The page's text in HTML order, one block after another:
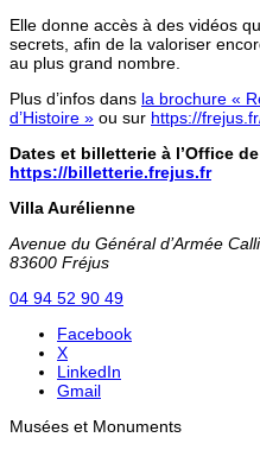
Elle donne accès à des vidéos
secrets, afin de la valoriser
au plus grand nombre.
Plus d’infos dans la brochure «
d’Histoire » ou sur https://
Dates et billetterie à l’Office
https://billetterie.frejus.fr
Villa Aurélienne
Avenue du Général d’Armée
83600 Fréjus
04 94 52 90 49
Facebook
X
LinkedIn
Gmail
Musées et Monuments